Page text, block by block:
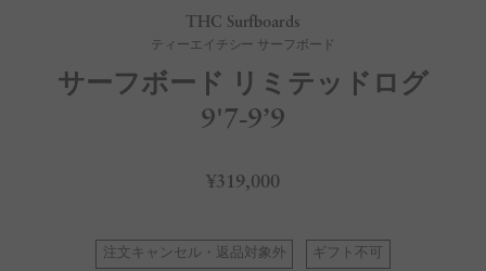
THC Surfboards
ティーエイチシー サーフボード
サーフボード リミテッドログ
9'7-9’9
¥319,000
注文キャンセル・返品対象外 ギフト不可